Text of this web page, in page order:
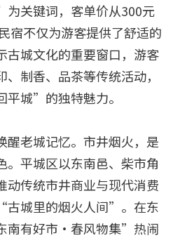
关键词，客单价从300元
宿不仅为游客提供了舒适的
古城文化的重要窗口，游客
制香、品茶等传统活动，
城”的独特魅力。
老城记忆。市井烟火，是
。平城区以东南邑、柴市角
动传统市井商业与现代消费
古城里的烟火人间”。在东
南有好市·春风物集”热闹